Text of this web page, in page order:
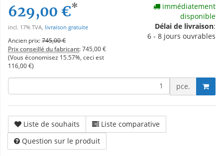
629,00 €*
incl. 17% TVA, livraison gratuite
Ancien prix:745,00 €
Prix conseillé du fabricant:745,00 €
(Vous économisez 15.57% , ceci est
116,00 €)
immédiatement
disponible
Délai de livraison:
6 - 8 jours ouvrables
pce.
Liste de souhaits
Liste comparative
Question sur le produit